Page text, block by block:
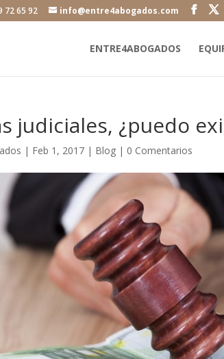
72 65 92 info@entre4abogados.com
ENTRE4ABOGADOS
judiciales, ¿puedo
| Feb 1, 2017 | Blog | 0 Comentarios